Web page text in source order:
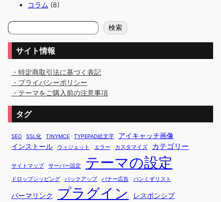
コラム (8)
検
索
検索
サイト情報
・特定商取引法に基づく表記
・プライバシーポリシー
・テーマをご購入前の注意事項
タグ
SEO SSL化 TINYMCE TYPEPAD絵文字
アイキャッチ画像
インストール
ウィジェット エラー カスタマイズ カテゴリー
サイトマップ サーバー設定 テーマの設定
ドロップシッピング バックアップ バナー広告 パンくずリスト
パーマリンク プラグイン レスポンシブ